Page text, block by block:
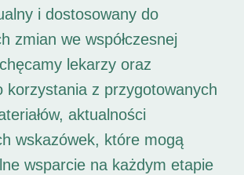
i dostosowany do
zmian we współczesnej
lekarzy oraz
korzystania z przygotowanych
aktualności
wskazówek, które mogą
wsparcie na każdym etapie